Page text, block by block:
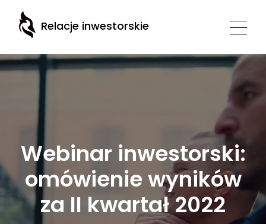
Relacje inwestorskie
Webinar inwestorski:
omówienie wyników
za II kwartał 2022